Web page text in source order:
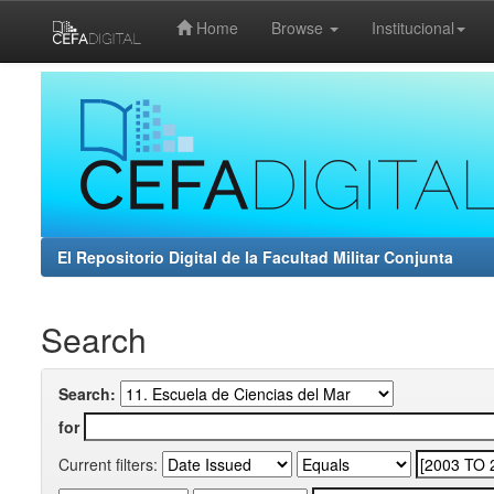
Home Browse Institucional
El Repositorio Digital de la Facultad Militar Conjunta
Search
Search:
for
Current filters: